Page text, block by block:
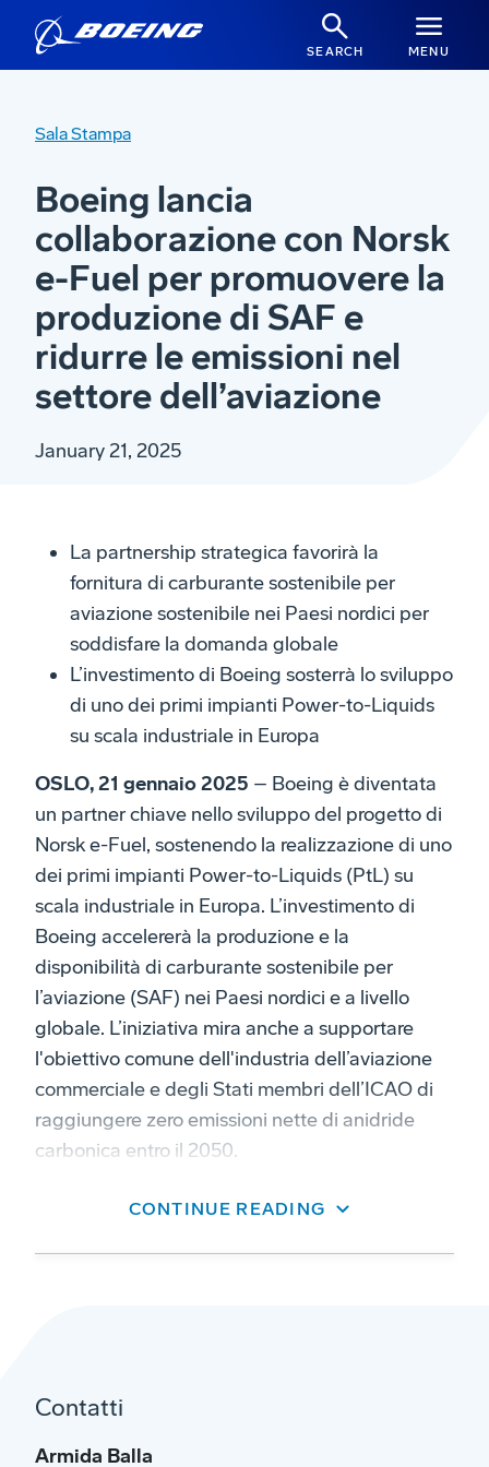
SEARCH MENU
Sala Stampa
Boeing lancia
collaborazione con Norsk
e-Fuel per promuovere la
produzione di SAF e
ridurre le emissioni nel
settore dell’aviazione
January 21, 2025
La partnership strategica favorirà la
fornitura di carburante sostenibile per
aviazione sostenibile nei Paesi nordici per
soddisfare la domanda globale
L’investimento di Boeing sosterrà lo sviluppo
di uno dei primi impianti Power-to-Liquids
su scala industriale in Europa
OSLO, 21 gennaio 2025 – Boeing è diventata
un partner chiave nello sviluppo del progetto di
Norsk e-Fuel, sostenendo la realizzazione di uno
dei primi impianti Power-to-Liquids (PtL) su
scala industriale in Europa. L’investimento di
Boeing accelererà la produzione e la
disponibilità di carburante sostenibile per
l’aviazione (SAF) nei Paesi nordici e a livello
globale. L’iniziativa mira anche a supportare
l'obiettivo comune dell'industria dell’aviazione
commerciale e degli Stati membri dell’ICAO di
raggiungere zero emissioni nette di anidride
carbonica entro il 2050.
Norsk e-Fuel produrrà carburante per jet noto
prevede l’utilizzo di energia priva di combustibili
viaggi aerei
per jet convenzionale.
CONTINUE READING
Contatti
Armida Balla